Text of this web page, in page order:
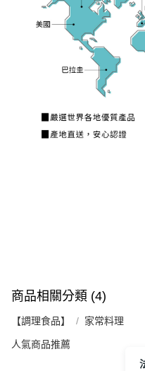
商品相關分類 (4)
【調理食品】 家常料理
人氣商品推薦